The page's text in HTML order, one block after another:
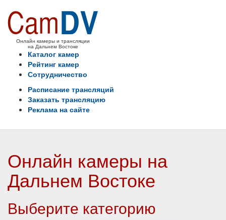
Онлайн камеры и трансляции
на Дальнем Востоке
Каталог камер
Рейтинг камер
Сотрудничество
Расписание трансляций
Заказать трансляцию
Реклама на сайте
Онлайн камеры на
Дальнем Востоке
Выберите категорию